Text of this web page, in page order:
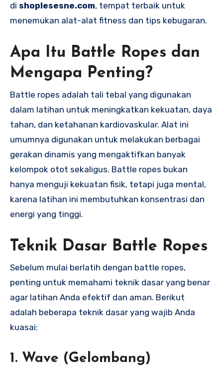
di shoplesesne.com, tempat terbaik untuk
menemukan alat-alat fitness dan tips kebugaran.
Apa Itu Battle Ropes dan
Mengapa Penting?
Battle ropes adalah tali tebal yang digunakan
dalam latihan untuk meningkatkan kekuatan, daya
tahan, dan ketahanan kardiovaskular. Alat ini
umumnya digunakan untuk melakukan berbagai
gerakan dinamis yang mengaktifkan banyak
kelompok otot sekaligus. Battle ropes bukan
hanya menguji kekuatan fisik, tetapi juga mental,
karena latihan ini membutuhkan konsentrasi dan
energi yang tinggi.
Teknik Dasar Battle Ropes
Sebelum mulai berlatih dengan battle ropes,
penting untuk memahami teknik dasar yang benar
agar latihan Anda efektif dan aman. Berikut
adalah beberapa teknik dasar yang wajib Anda
kuasai:
1. Wave (Gelombang)